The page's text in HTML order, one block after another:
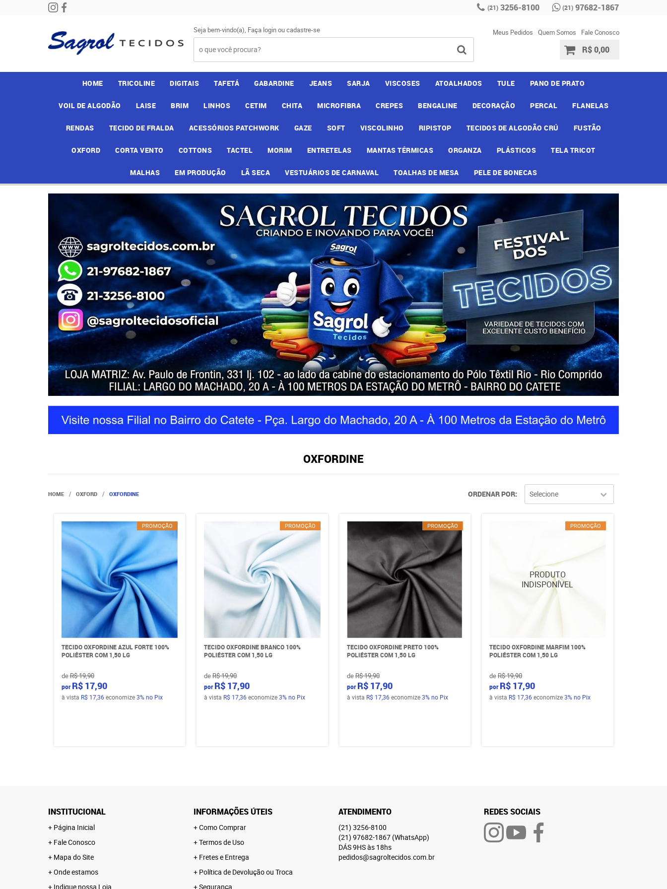
(21) 3256-8100 (21) 97682-1867
Seja bem-vindo(a), Faça loginoucadastre-se Meus Pedidos Quem Somos Fale Conosco
R$ 0,00
HOME TRICOLINE DIGITAIS TAFETÁ GABARDINE JEANS SARJA VISCOSES ATOALHADOS TULE PANO DE PRATO
VOIL DE ALGODÃO LAISE BRIM LINHOS CETIM CHITA MICROFIBRA CREPES BENGALINE DECORAÇÃO PERCAL FLANELAS
RENDAS TECIDO DE FRALDA ACESSÓRIOS PATCHWORK GAZE SOFT VISCOLINHO RIPISTOP TECIDOS DE ALGODÃO CRÚ FUSTÃO
OXFORD CORTA VENTO COTTONS TACTEL MORIM ENTRETELAS MANTAS TÉRMICAS ORGANZA PLÁSTICOS TELA TRICOT
MALHAS EM PRODUÇÃO LÃ SECA VESTUÁRIOS DE CARNAVAL TOALHAS DE MESA PELE DE BONECAS
OXFORDINE
HOME OXFORD OXFORDINE ORDENAR POR Selecione
PROMOÇÃO
TECIDO OXFORDINE AZUL FORTE 100%
POLIÉSTER COM 1,50 LG
deR$ 19,90
por R$ 17,90
à vista R$ 17,36 economize3% no Pix
PROMOÇÃO
TECIDO OXFORDINE BRANCO 100%
POLIÉSTER COM 1,50 LG
deR$ 19,90
por R$ 17,90
à vista R$ 17,36 economize3%no Pix
PROMOÇÃO
TECIDO OXFORDINE PRETO 100%
POLIÉSTER COM 1,50 LG
deR$ 19,90
por R$ 17,90
à vista R$ 17,36 economize3% no Pix
PROMOÇÃO
TECIDO OXFORDINE MARFIM 100%
POLIÉSTER COM 1,50 LG
deR$ 19,90
por R$ 17,90
à vista R$ 17,36 economize3%no Pix
INSTITUCIONAL
Página Inicial
Fale Conosco
Mapa do Site
Onde estamos
Indique nossa Loja
INFORMAÇÕES ÚTEIS
Como Comprar
Termos de Uso
Fretes e Entrega
Política de Devolução ou Troca
Segurança
ATENDIMENTO
(21) 3256-8100
(21) 97682-1867 (WhatsApp)
DÁS 9HS às 18hs
pedidos@sagroltecidos.com.br
REDES SOCIAIS